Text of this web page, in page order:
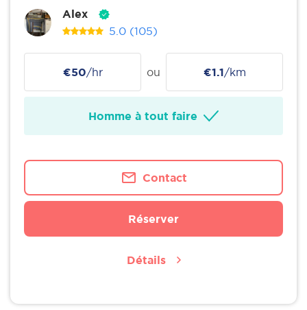
Alex
5.0 (105)
€50/hr ou €1.1/km
Homme à tout faire
Contact
Réserver
Détails